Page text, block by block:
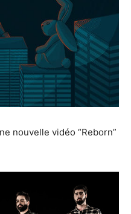
nouvelle vidéo “Reborn”